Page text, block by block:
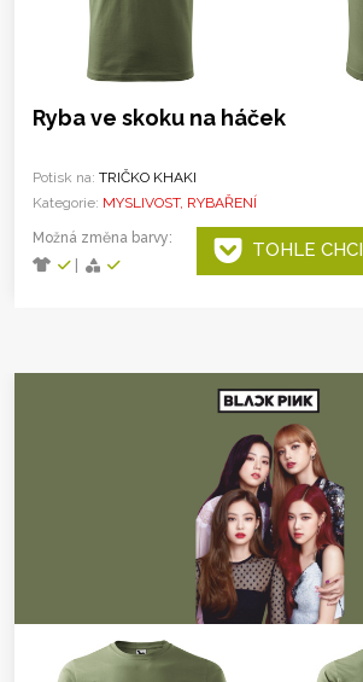
Ryba ve skoku na háček
Potisk na: TRIČKO KHAKI
Kategorie: MYSLIVOST, RYBAŘENÍ
Možná změna barvy:
TOHLE CHCI